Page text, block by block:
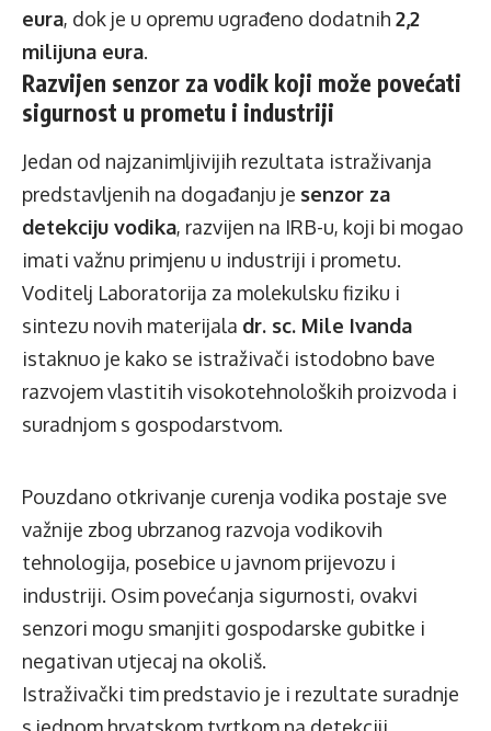
eura, dok je u opremu ugrađeno dodatnih 2,2
milijuna eura.
Razvijen senzor za vodik koji može povećati
sigurnost u prometu i industriji
Jedan od najzanimljivijih rezultata istraživanja
predstavljenih na događanju je senzor za
detekciju vodika, razvijen na IRB-u, koji bi mogao
imati važnu primjenu u industriji i prometu.
Voditelj Laboratorija za molekulsku fiziku i
sintezu novih materijala dr. sc. Mile Ivanda
istaknuo je kako se istraživači istodobno bave
razvojem vlastitih visokotehnoloških proizvoda i
suradnjom s gospodarstvom.
Pouzdano otkrivanje curenja vodika postaje sve
važnije zbog ubrzanog razvoja vodikovih
tehnologija, posebice u javnom prijevozu i
industriji. Osim povećanja sigurnosti, ovakvi
senzori mogu smanjiti gospodarske gubitke i
negativan utjecaj na okoliš.
Istraživački tim predstavio je i rezultate suradnje